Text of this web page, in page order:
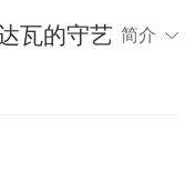
瓦的守艺 简介